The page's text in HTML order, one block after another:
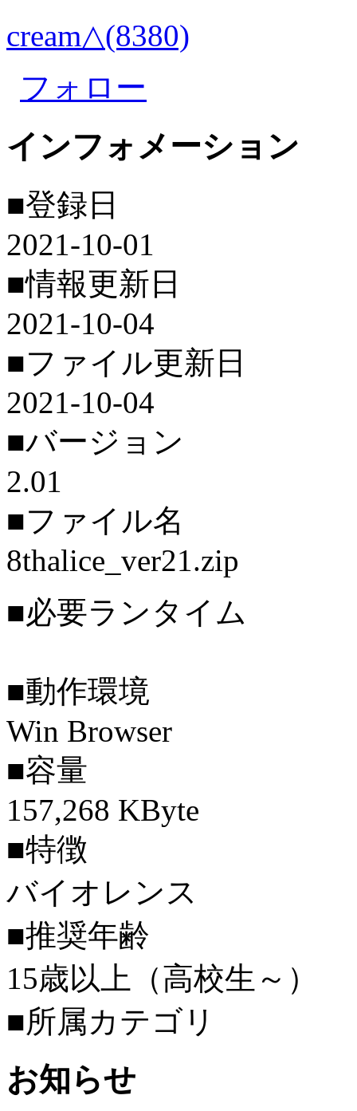
cream△(8380)
フォロー
インフォメーション
■登録日
2021-10-01
■情報更新日
2021-10-04
■ファイル更新日
2021-10-04
■バージョン
2.01
■ファイル名
8thalice_ver21.zip
■必要ランタイム
■動作環境
Win Browser
■容量
157,268 KByte
■特徴
バイオレンス
■推奨年齢
15歳以上（高校生～）
■所属カテゴリ
お知らせ